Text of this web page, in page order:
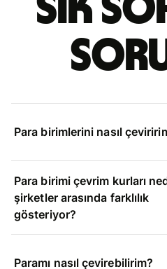
Sık
Para birimlerini nasıl
Para birimi çevrim kurları
şirketler arasında farklılık
gösteriyor?
Paramı nasıl çevirebilirim?